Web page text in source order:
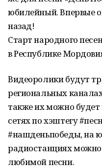
юбилейный. Впервые
назад!
Старт народного
в Республике
Видеоролики будут
региональных
также их можно
сетях по хэштегу
#нашденьпобеды, на
радиостанциях
любимой песни.